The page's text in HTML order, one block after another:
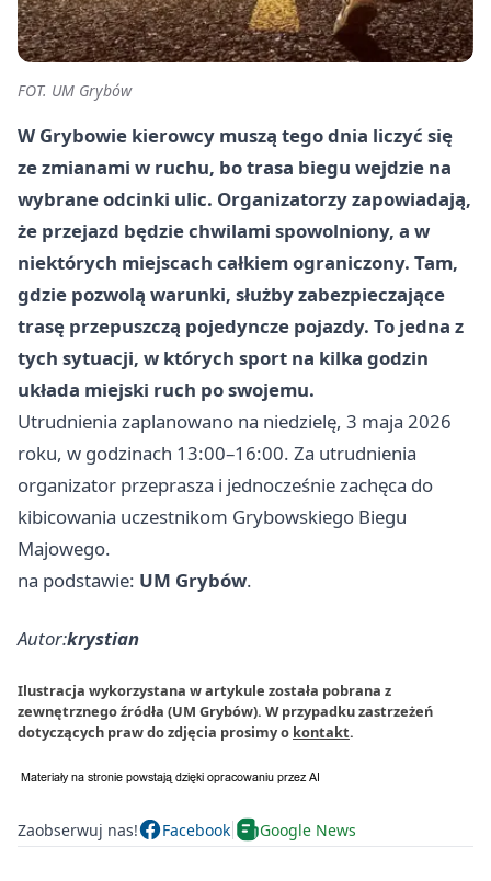
FOT. UM Grybów
W Grybowie kierowcy muszą tego dnia liczyć się
ze zmianami w ruchu, bo trasa biegu wejdzie na
wybrane odcinki ulic. Organizatorzy zapowiadają,
że przejazd będzie chwilami spowolniony, a w
niektórych miejscach całkiem ograniczony. Tam,
gdzie pozwolą warunki, służby zabezpieczające
trasę przepuszczą pojedyncze pojazdy. To jedna z
tych sytuacji, w których sport na kilka godzin
układa miejski ruch po swojemu.
Utrudnienia zaplanowano na niedzielę, 3 maja 2026
roku, w godzinach 13:00–16:00. Za utrudnienia
organizator przeprasza i jednocześnie zachęca do
kibicowania uczestnikom Grybowskiego Biegu
Majowego.
na podstawie: UM Grybów.
Autor:krystian
Ilustracja wykorzystana w artykule została pobrana z
zewnętrznego źródła (UM Grybów). W przypadku zastrzeżeń
dotyczących praw do zdjęcia prosimy o kontakt.
Zaobserwuj nas! Facebook Google News